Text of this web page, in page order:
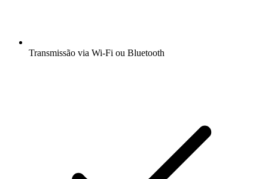
Transmissão via Wi-Fi ou Bluetooth